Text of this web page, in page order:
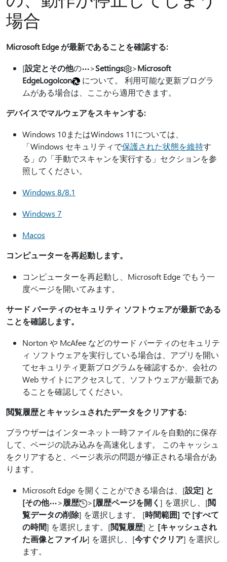
場合
Microsoft Edge が最新であることを確認する:
[設定とその他の >Settings >Microsoft
EdgeLogoIcon
について。 利用可能な更新プログラ
ムがある場合は、ここから適用できます。
デバイスでマルウェアをスキャンする:
Windows 10またはWindows 11については、
「Windows セキュリティで保護された状態を維持す
る」の「手動でスキャンを実行する」セクションを参
照してください。
Windows 8/8.1
Windows 7
Macos
コンピューターを再起動します。
コンピューターを再起動し、Microsoft Edge でもう一
度ページを開いてみます。
サード パーティのセキュリティ ソフトウェアが最新である
ことを確認します。
Norton や McAfee などのサード パーティのセキュリテ
ィ ソフトウェアを実行している場合は、アプリを開い
てセキュリティ更新プログラムを確認するか、会社の
Web サイトにアクセスして、ソフトウェアが最新であ
ることを確認してください。
閲覧履歴とキャッシュされたデータをクリアする:
ブラウザーはインターネット一時ファイルを自動的に保存
して、ページの読み込みを高速化します。 このキャッシュ
をクリアすると、ページ表示の問題が修正される場合があ
ります。
Microsoft Edge を開くことができる場合は、[設定] と
[その他
>履歴 >[履歴ページを開く ] を選択し、[閲
覧データの削除] を選択します。 [時間範囲] で [すべて
の時間] を選択します。[閲覧履歴] と [キャッシュされ
た画像とファイル] を選択し、[今すぐクリア] を選択し
ます。